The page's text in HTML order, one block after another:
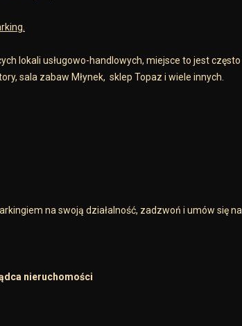
lokali usługowo-handlowych, miejsce to jest
sala zabaw Młynek, sklep Topaz i wiele innych.
na swoją działalność, zadzwoń i umów się
nieruchomości